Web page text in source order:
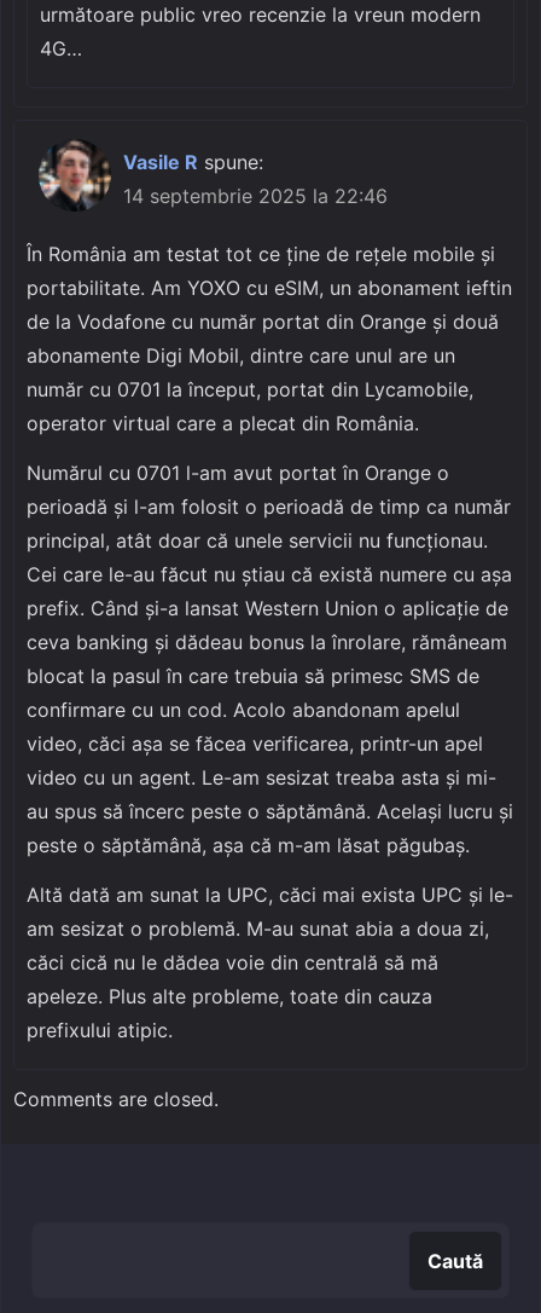
următoare public vreo recenzie la vreun modern
4G…
Vasile R spune:
14 septembrie 2025 la 22:46
În România am testat tot ce ține de rețele mobile și
portabilitate. Am YOXO cu eSIM, un abonament ieftin
de la Vodafone cu număr portat din Orange și două
abonamente Digi Mobil, dintre care unul are un
număr cu 0701 la început, portat din Lycamobile,
operator virtual care a plecat din România.
Numărul cu 0701 l-am avut portat în Orange o
perioadă și l-am folosit o perioadă de timp ca număr
principal, atât doar că unele servicii nu funcționau.
Cei care le-au făcut nu știau că există numere cu așa
prefix. Când și-a lansat Western Union o aplicație de
ceva banking și dădeau bonus la înrolare, rămâneam
blocat la pasul în care trebuia să primesc SMS de
confirmare cu un cod. Acolo abandonam apelul
video, căci așa se făcea verificarea, printr-un apel
video cu un agent. Le-am sesizat treaba asta și mi-
au spus să încerc peste o săptămână. Același lucru și
peste o săptămână, așa că m-am lăsat păgubaș.
Altă dată am sunat la UPC, căci mai exista UPC și le-
am sesizat o problemă. M-au sunat abia a doua zi,
căci cică nu le dădea voie din centrală să mă
apeleze. Plus alte probleme, toate din cauza
prefixului atipic.
Comments are closed.
Caută